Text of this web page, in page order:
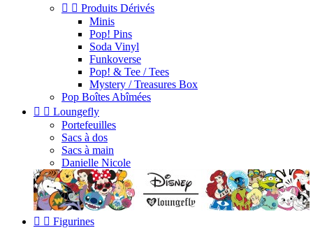
  Produits Dérivés
Minis
Pop! Pins
Soda Vinyl
Funkoverse
Pop! & Tee / Tees
Mystery / Treasures Box
Pop Boîtes Abîmées
  Loungefly
Portefeuilles
Sacs à dos
Sacs à main
Danielle Nicole
  Figurines